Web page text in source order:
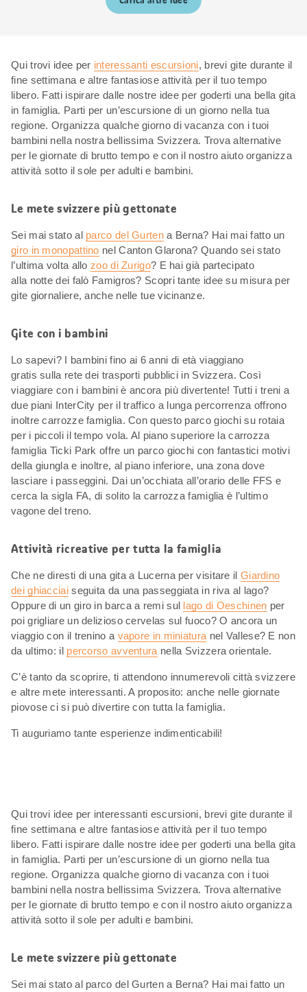
Qui trovi idee per interessanti escursioni, brevi gite durante il
fine settimana e altre fantasiose attività per il tuo tempo
libero. Fatti ispirare dalle nostre idee per goderti una bella gita
in famiglia. Parti per un’escursione di un giorno nella tua
regione. Organizza qualche giorno di vacanza con i tuoi
bambini nella nostra bellissima Svizzera. Trova alternative
per le giornate di brutto tempo e con il nostro aiuto organizza
attività sotto il sole per adulti e bambini.
Le mete svizzere più gettonate
Sei mai stato al parco del Gurtena Berna? Hai mai fatto un
giro in monopattino nel Canton Glarona? Quando sei stato
l’ultima volta allozoo di Zurigo? E hai già partecipato
alla notte dei falò Famigros? Scopri tante idee su misura per
gite giornaliere, anche nelle tue vicinanze.
Gite con i bambini
Lo sapevi? I bambini fino ai 6 anni di età viaggiano
gratis sulla rete dei trasporti pubblici in Svizzera. Così
viaggiare con i bambini è ancora più divertente! Tutti i treni a
due piani InterCity per il traffico a lunga percorrenza offrono
inoltre carrozze famiglia. Con questo parco giochi su rotaia
per i piccoli il tempo vola. Al piano superiore la carrozza
famiglia Ticki Park offre un parco giochi con fantastici motivi
della giungla e inoltre, al piano inferiore, una zona dove
lasciare i passeggini. Dai un’occhiata all’orario delle FFS e
cerca la sigla FA, di solito la carrozza famiglia è l’ultimo
vagone del treno.
Attività ricreative per tutta la famiglia
Che ne diresti di una gita a Lucerna per visitare il Giardino
dei ghiacciaiseguita da una passeggiata in riva al lago?
Oppure di un giro in barca a remi sul lago di Oeschinen per
poi grigliare un delizioso cervelas sul fuoco? O ancora un
viaggio con il trenino a vapore in miniatura nel Vallese? E non
da ultimo: il percorso avventura nella Svizzera orientale.
C’è tanto da scoprire, ti attendono innumerevoli città svizzere
e altre mete interessanti. A proposito: anche nelle giornate
piovose ci si può divertire con tutta la famiglia.
Ti auguriamo tante esperienze indimenticabili!
Qui trovi idee per interessanti escursioni, brevi gite durante il
fine settimana e altre fantasiose attività per il tuo tempo
libero. Fatti ispirare dalle nostre idee per goderti una bella gita
in famiglia. Parti per un’escursione di un giorno nella tua
regione. Organizza qualche giorno di vacanza con i tuoi
bambini nella nostra bellissima Svizzera. Trova alternative
per le giornate di brutto tempo e con il nostro aiuto organizza
attività sotto il sole per adulti e bambini.
Le mete svizzere più gettonate
Sei mai stato al parco del Gurten a Berna? Hai mai fatto un